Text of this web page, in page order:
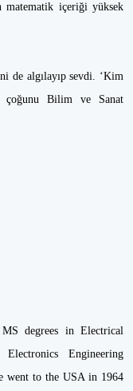
matematik içeriği yüksek
de algılayıp sevdi. ‘Kim
çoğunu Bilim ve Sanat
degrees in Electrical
Engineering
went to the USA in 1964